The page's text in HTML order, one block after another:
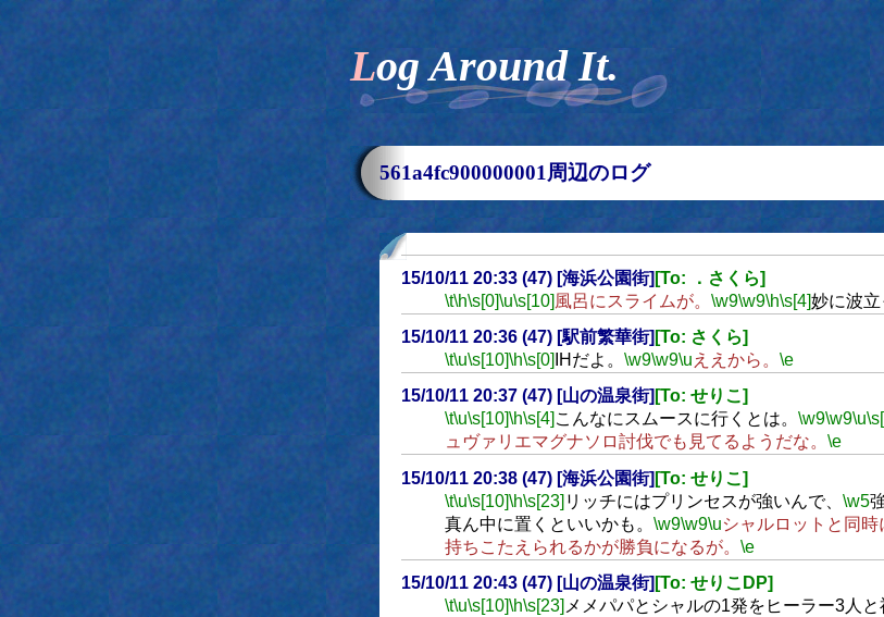
Log Around It.
561a4fc900000001周辺のログ
15/10/11 20:33 (47) [海浜公園街] [To: ．さくら]
\t\h\s[0]\u\s[10] 風呂にスライムが。 \w9\w9\h\s[4]妙に波立
15/10/11 20:36 (47) [駅前繁華街] [To: さくら]
\t\u\s[10]\h\s[0] IHだよ。 \w9\w9\u ええから。 \e
15/10/11 20:37 (47) [山の温泉街] [To: せりこ]
\t\u\s[10]\h\s[4] こんなにスムースに行くとは。 \w9\w9\u
ュヴァリエマグナソロ討伐でも見てるようだな。 \e
15/10/11 20:38 (47) [海浜公園街] [To: せりこ]
\t\u\s[10]\h\s[23] リッチにはプリンセスが強いんで、 \w5
真ん中に置くといいかも。 \w9\w9\uシャルロットと同
持ちこたえられるかが勝負になるが。 \e
15/10/11 20:43 (47) [山の温泉街] [To: せりこDP]
\t\u\s[10]\h\s[23] メメパパとシャルの1発をヒーラー3人